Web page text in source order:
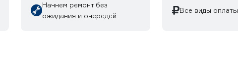
Начнем ремонт без
ожидания и очередей
Все виды оплаты